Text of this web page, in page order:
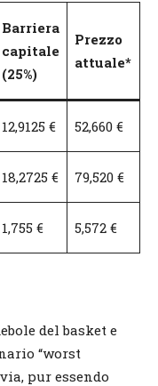
Barriera
capitale
(25%)
Prezzo
attuale*
12,9125 € 52,660 €
18,2725 € 79,520 €
1,755 € 5,572 €
del basket e
“worst
pur essendo